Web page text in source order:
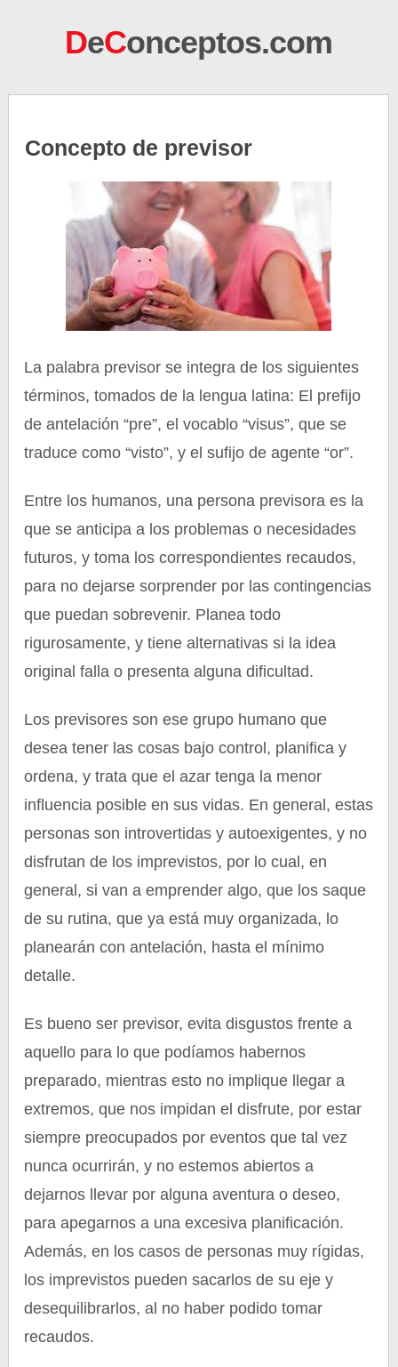
DeConceptos.com
Concepto de previsor
La palabra previsor se integra de los siguientes
términos, tomados de la lengua latina: El prefijo
de antelación “pre”, el vocablo “visus”, que se
traduce como “visto”, y el sufijo de agente “or”.
Entre los humanos, una persona previsora es la
que se anticipa a los problemas o necesidades
futuros, y toma los correspondientes recaudos,
para no dejarse sorprender por las contingencias
que puedan sobrevenir. Planea todo
rigurosamente, y tiene alternativas si la idea
original falla o presenta alguna dificultad.
Los previsores son ese grupo humano que
desea tener las cosas bajo control, planifica y
ordena, y trata que el azar tenga la menor
influencia posible en sus vidas. En general, estas
personas son introvertidas y autoexigentes, y no
disfrutan de los imprevistos, por lo cual, en
general, si van a emprender algo, que los saque
de su rutina, que ya está muy organizada, lo
planearán con antelación, hasta el mínimo
detalle.
Es bueno ser previsor, evita disgustos frente a
aquello para lo que podíamos habernos
preparado, mientras esto no implique llegar a
extremos, que nos impidan el disfrute, por estar
siempre preocupados por eventos que tal vez
nunca ocurrirán, y no estemos abiertos a
dejarnos llevar por alguna aventura o deseo,
para apegarnos a una excesiva planificación.
Además, en los casos de personas muy rígidas,
los imprevistos pueden sacarlos de su eje y
desequilibrarlos, al no haber podido tomar
recaudos.